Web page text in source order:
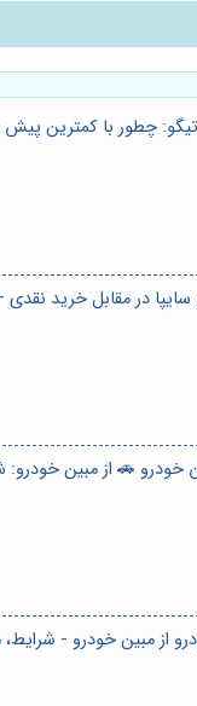
چطور با کمترین
در مقابل خرید
خودرو 🚗 از مبین
از مبین خودرو - شرایط،